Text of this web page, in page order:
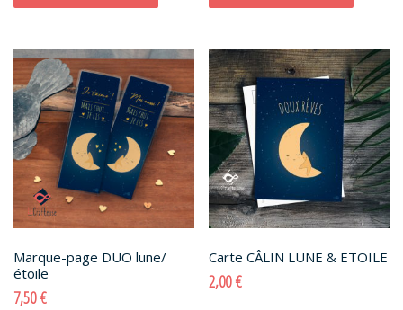
Marque-page DUO lune/
étoile
7,50€
Carte CÂLIN LUNE & ETOILE
2,00€